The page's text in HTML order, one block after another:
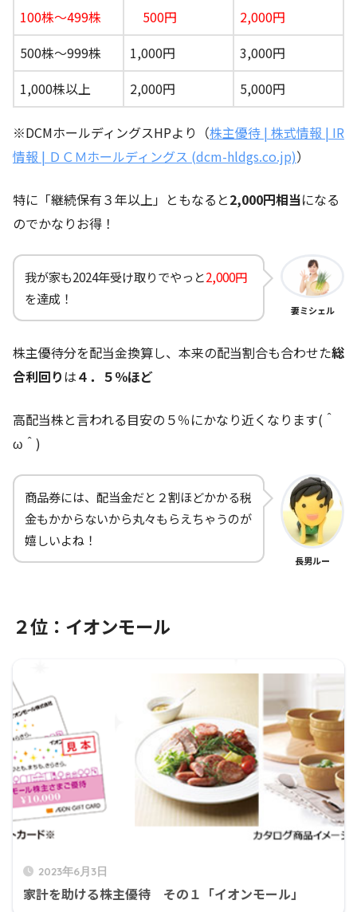
100株～499株 500円
2,000円
500株～999株
1,000円
3,000円
1,000株以上
2,000円 5,000円
※DCMホールディングスHPより（株主優待 | 株式情報 | IR
情報 | ＤＣＭホールディングス (dcm-hldgs.co.jp)）
特に「継続保有３年以上」ともなると2,000円相当になる
のでかなりお得！
我が家も2024年受け取りでやっと2,000円
を達成！
妻ミシェル
株主優待分を配当金換算し、本来の配当割合も合わせた総
合利回りは４ ．５％ほど
高配当株と言われる目安の５％にかなり近くなります(＾
ω＾)
商品券には、配当金だと２割ほどかかる税
金もかからないから丸々もらえちゃうのが
嬉しいよね！
長男ルー
２位：イオンモール
2023年6月3日
家計を助ける株主優待 その１「イオンモール」